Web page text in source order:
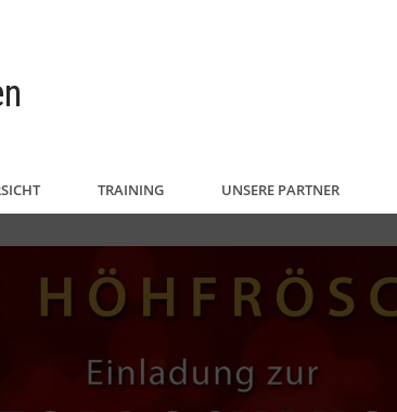
TRAINING UNSERE PARTNER